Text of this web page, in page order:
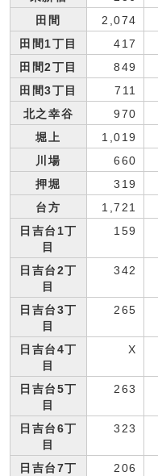
田間
2,074
田間1丁目
417
田間2丁目
849
田間3丁目
711
北之幸谷
970
堀上
1,019
川場
660
押堀
319
台方
1,721
日吉台1丁
目
159
日吉台2丁
目
342
日吉台3丁
目
265
日吉台4丁
目
X
日吉台5丁
目
263
日吉台6丁
目
323
日吉台7丁
206